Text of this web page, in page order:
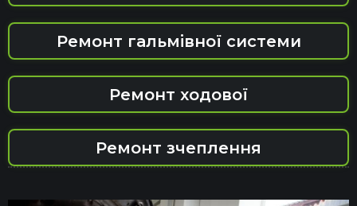
Ремонт гальмівної системи
Ремонт ходової
Ремонт зчеплення